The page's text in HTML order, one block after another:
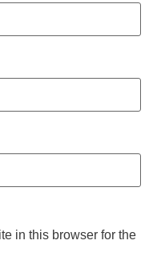
in this browser for the